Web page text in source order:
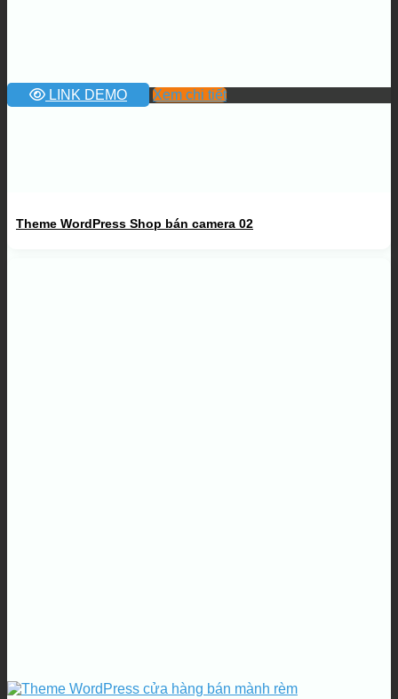
LINK DEMO Xem chi tiết
Theme WordPress Shop bán camera 02